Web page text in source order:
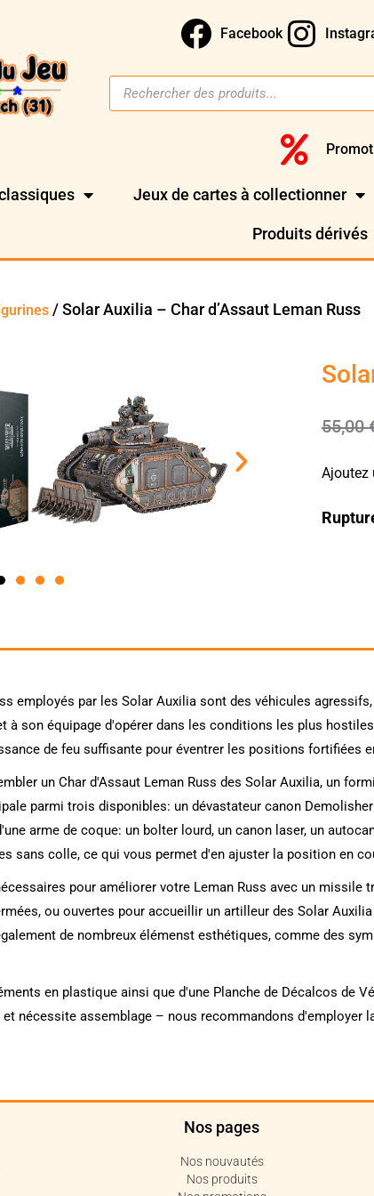
Facebook
Jeux de cartes à collectionner
Produits dérivés
/ Solar Auxilia – Char d’Assaut Leman Russ
55,00
Ajoutez
employés par les Solar Auxilia sont des véhicules
à son équipage d'opérer dans les conditions les plus
de feu suffisante pour éventrer les positions fortifiées
un Char d'Assaut Leman Russ des Solar Auxilia, un
parmi trois disponibles: un dévastateur canon
arme de coque: un bolter lourd, un canon laser, un
sans colle, ce qui vous permet d'en ajuster la position en
pour améliorer votre Leman Russ avec un missile
ou ouvertes pour accueillir un artilleur des Solar
de nombreux élémenst esthétiques, comme des
en plastique ainsi que d'une Planche de Décalcos de
nécessite assemblage – nous recommandons d'employer
Nos pages
Nos nouvautés
Nos produits